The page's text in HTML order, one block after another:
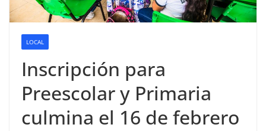
LOCAL
Inscripción para
Preescolar y Primaria
culmina el 16 de febrero